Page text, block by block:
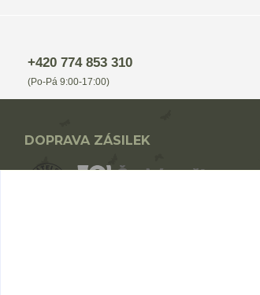
+420 774 853 310
(Po-Pá 9:00-17:00)
DOPRAVA ZÁSILEK